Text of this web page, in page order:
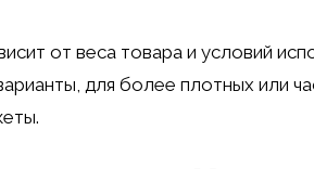
от веса товара и условий
для более плотных или